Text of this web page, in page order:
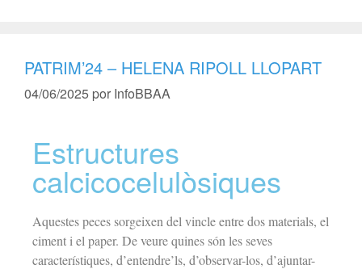
PATRIM’24 – HELENA RIPOLL LLOPART
04/06/2025 por InfoBBAA
Estructures
calcicocelulòsiques
Aquestes peces sorgeixen del vincle entre dos materials, el
ciment i el paper. De veure quines són les seves
característiques, d’entendre’ls, d’observar-los, d’ajuntar-